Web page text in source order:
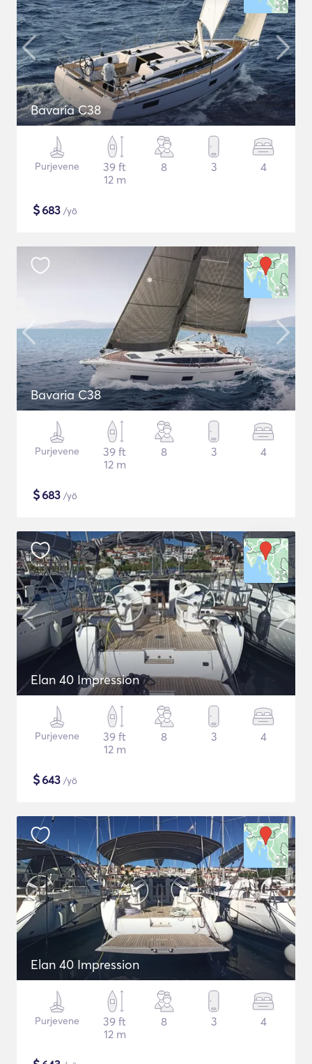
Bavaria C38
Purjevene
39 ft
12 m
8 3 4
$683 /yö
Bavaria C38
Purjevene
39 ft
12 m
8 3 4
$683 /yö
Elan 40 Impression
Purjevene
39 ft
12 m
8 3 4
$643 /yö
Elan 40 Impression
Purjevene
39 ft
12 m
8 3 4